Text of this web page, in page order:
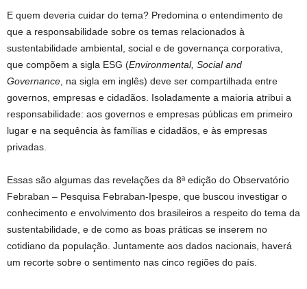
E quem deveria cuidar do tema? Predomina o entendimento de
que a responsabilidade sobre os temas relacionados à
sustentabilidade ambiental, social e de governança corporativa,
que compõem a sigla ESG (Environmental, Social and
Governance, na sigla em inglês) deve ser compartilhada entre
governos, empresas e cidadãos. Isoladamente a maioria atribui a
responsabilidade: aos governos e empresas públicas em primeiro
lugar e na sequência às famílias e cidadãos, e às empresas
privadas.
Essas são algumas das revelações da 8ª edição do Observatório
Febraban – Pesquisa Febraban-Ipespe, que buscou investigar o
conhecimento e envolvimento dos brasileiros a respeito do tema da
sustentabilidade, e de como as boas práticas se inserem no
cotidiano da população. Juntamente aos dados nacionais, haverá
um recorte sobre o sentimento nas cinco regiões do país.